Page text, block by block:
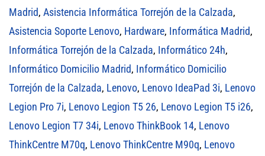
Madrid, Asistencia Informática Torrejón de la Calzada,
Asistencia Soporte Lenovo, Hardware, Informática Madrid,
Informática Torrejón de la Calzada, Informático 24h,
Informático Domicilio Madrid, Informático Domicilio
Torrejón de la Calzada, Lenovo, Lenovo IdeaPad 3i, Lenovo
Legion Pro 7i, Lenovo Legion T5 26, Lenovo Legion T5 i26,
Lenovo Legion T7 34i, Lenovo ThinkBook 14, Lenovo
ThinkCentre M70q, Lenovo ThinkCentre M90q, Lenovo